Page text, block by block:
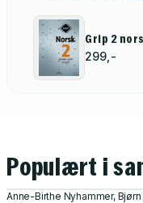
Grip 2
299,-
Populært i
Anne-Birthe Nyhammer,